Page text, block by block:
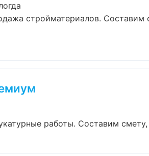
стройматериалов.
работы. Составим